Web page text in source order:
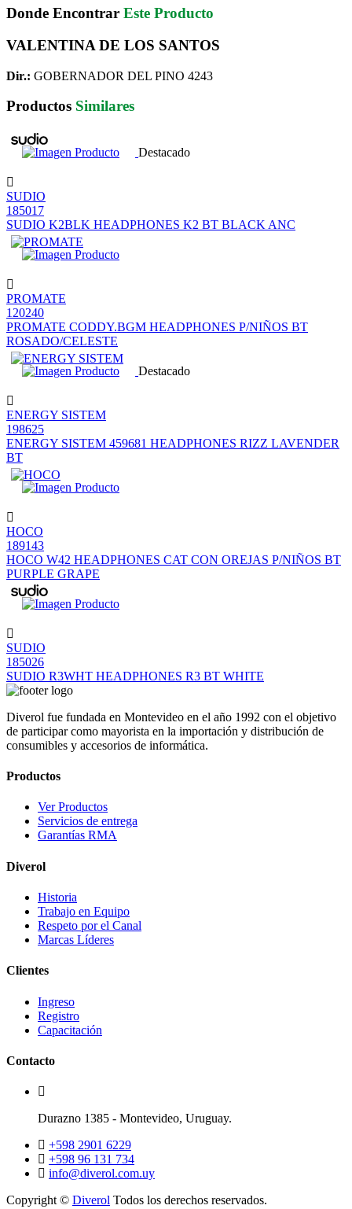
Donde Encontrar Este Producto
VALENTINA DE LOS SANTOS
Dir.: GOBERNADOR DEL PINO 4243
Productos Similares
Destacado
SUDIO
185017
SUDIO K2BLK HEADPHONES K2 BT BLACK ANC
PROMATE
120240
PROMATE CODDY.BGM HEADPHONES P/NIÑOS BT
ROSADO/CELESTE
Destacado
ENERGY SISTEM
198625
ENERGY SISTEM 459681 HEADPHONES RIZZ LAVENDER
BT
HOCO
189143
HOCO W42 HEADPHONES CAT CON OREJAS P/NIÑOS BT
PURPLE GRAPE
SUDIO
185026
SUDIO R3WHT HEADPHONES R3 BT WHITE
Diverol fue fundada en Montevideo en el año 1992 con el objetivo
de participar como mayorista en la importación y distribución de
consumibles y accesorios de informática.
Productos
Ver Productos
Servicios de entrega
Garantías RMA
Diverol
Historia
Trabajo en Equipo
Respeto por el Canal
Marcas Líderes
Clientes
Ingreso
Registro
Capacitación
Contacto
Durazno 1385 - Montevideo, Uruguay.
+598 2901 6229
+598 96 131 734
info@diverol.com.uy
Copyright © Diverol Todos los derechos reservados.